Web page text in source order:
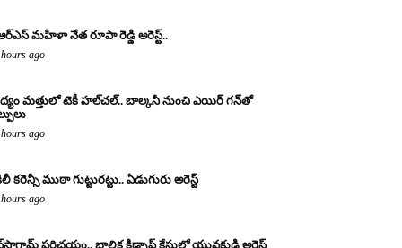
మహిళా నేత రూపా రెడ్డి అరెస్ట్..
ago
మత్తులో టెకీ హల్‌చల్.. బాల్కనీ నుంచి ఎయిర్ గన్‌తో
ago
కరెన్సీ ముఠా గుట్టురట్టు.. ఏడుగురు అరెస్ట్
ago
పరిచయం.. బాలిక కిడ్నాప్ కేసులో యువకుడి అరెస్ట్